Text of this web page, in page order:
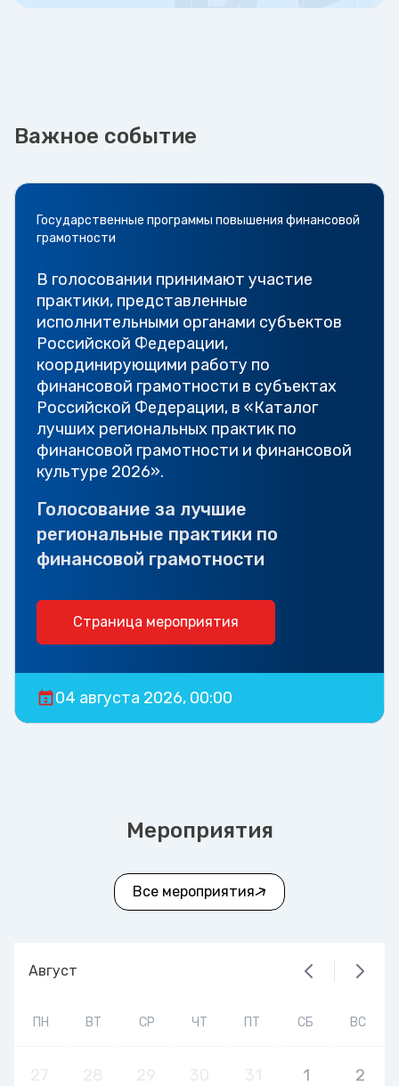
Важное событие
Государственные программы повышения финансовой
грамотности
В голосовании принимают участие
практики, представленные
исполнительными органами субъектов
Российской Федерации,
координирующими работу по
финансовой грамотности в субъектах
Российской Федерации, в «Каталог
лучших региональных практик по
финансовой грамотности и финансовой
культуре 2026».
Голосование за лучшие
региональные практики по
финансовой грамотности
Страница мероприятия
04 августа 2026, 00:00
Мероприятия
Все мероприятия
Август
ПН ВТ СР ЧТ ПТ СБ ВС
1 2